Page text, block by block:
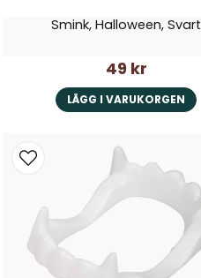
Smink, Halloween, Svart
49 kr
LÄGG I VARUKORGEN